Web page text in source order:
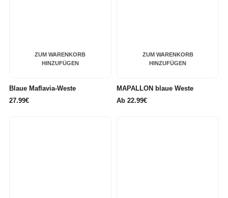
ZUM WARENKORB
HINZUFÜGEN
Blaue Maflavia-Weste
27.99€
ZUM WARENKORB
HINZUFÜGEN
MAPALLON blaue Weste
Ab 22.99€